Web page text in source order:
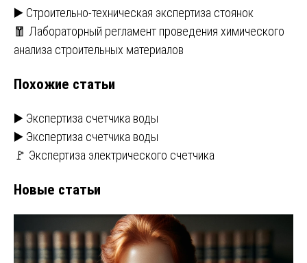
Навигация
по
▶️ Строительно-техническая экспертиза стоянок
🧧 Лабораторный регламент проведения химического
анализа строительных материалов
Похожие статьи
▶️ Экспертиза счетчика воды
▶️ Экспертиза счетчика воды
🚩 Экспертиза электрического счетчика
Новые статьи